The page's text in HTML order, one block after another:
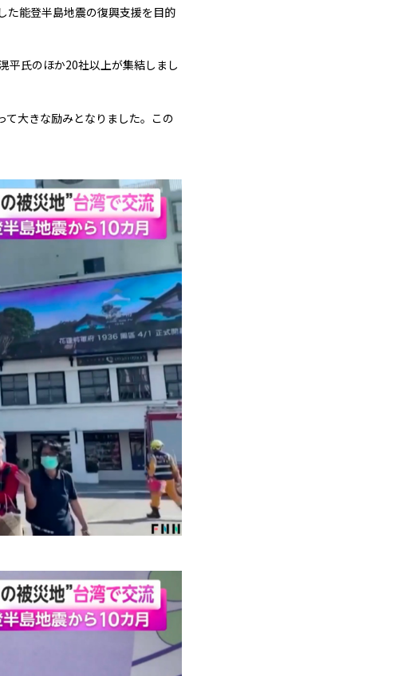
た能登半島地震の復興支援を目的
平氏のほか20社以上が集結しまし
大きな励みとなりました。この